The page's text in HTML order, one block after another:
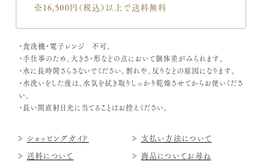
※16,500円（税込）以上で送料無料
・食洗機・電子レンジ 不可。
・手仕事のため、大きさ・形などの点において個体差がみられます。
・水に長時間さらさないでください。割れや、反りなどの原因になります。
・水洗いをした後は、水気を拭き取りしっかり乾燥させてからお使いくださ
い。
・長い間直射日光に当てることはお控えください。
ショッピングガイド
支払い方法について
送料について
商品についてお尋ね